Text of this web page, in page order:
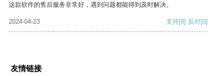
这款软件的售后服务非常好，遇到问题都能得到及时解决。
2024-04-23 支持[0] 反对[0]
友情链接